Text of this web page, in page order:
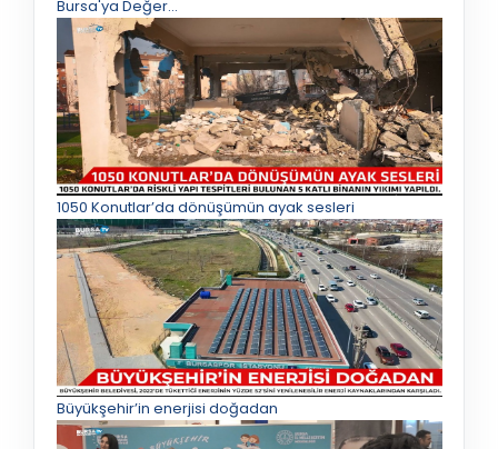
Bursa'ya Değer...
1050 Konutlar’da dönüşümün ayak sesleri
Büyükşehir’in enerjisi doğadan